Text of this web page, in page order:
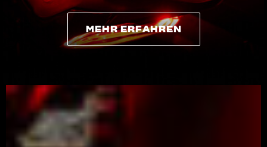
MEHR ERFAHREN